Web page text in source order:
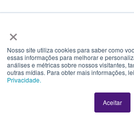
×
Nosso site utiliza cookies para saber como
essas informações para melhorar e
análises e métricas sobre nossos visitantes,
outras mídias. Para obter mais informações,
Privacidade.
Aceitar
© 2018 – 2026 PM3 – Todos os